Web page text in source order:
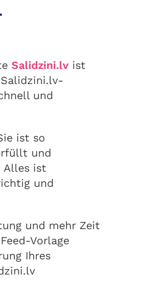
Salidzini.lvist
und
ist so
und
Alles ist
und
und mehr Zeit
Vorlage
Ihres